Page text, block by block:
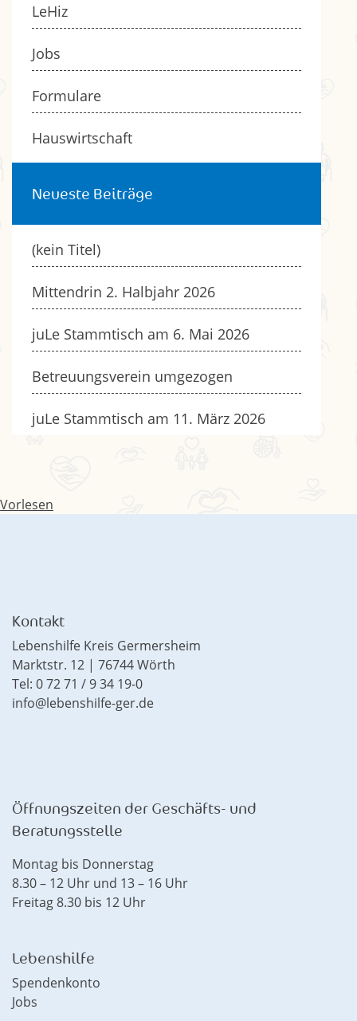
LeHiz
Jobs
Formulare
Hauswirtschaft
Neueste Beiträge
(kein Titel)
Mittendrin 2. Halbjahr 2026
juLe Stammtisch am 6. Mai 2026
Betreuungsverein umgezogen
juLe Stammtisch am 11. März 2026
Vorlesen
Kontakt
Lebenshilfe Kreis Germersheim
Marktstr. 12 | 76744 Wörth
Tel: 0 72 71 / 9 34 19-0
info@lebenshilfe-ger.de
Öffnungszeiten der Geschäfts- und
Beratungsstelle
Montag bis Donnerstag
8.30 – 12 Uhr und 13 – 16 Uhr
Freitag 8.30 bis 12 Uhr
Lebenshilfe
Spendenkonto
Jobs